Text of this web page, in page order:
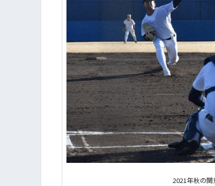
2021年秋の